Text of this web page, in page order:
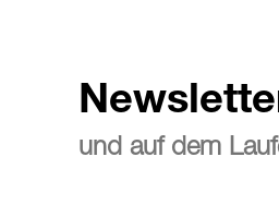
und auf dem